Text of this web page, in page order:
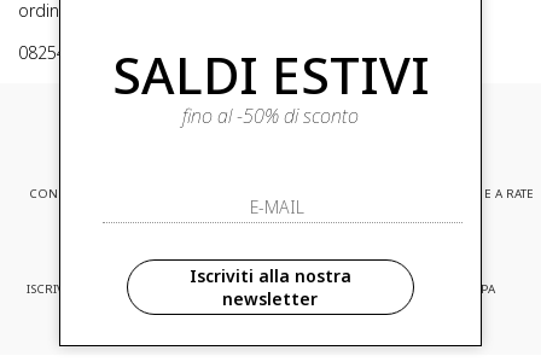
ordini@fashionscoppettuolo.it
0825449414
CONSEGNA EXPRESS PAGAMENTI SICURI E A RATE
ISCRIVITI ED ACCEDI A PROMOZIONI
RISERVATE
CONSEGNA IN TUTTA EUROPA
SALDI ESTIVI
fino al -50% di sconto
Iscriviti alla nostra
newsletter